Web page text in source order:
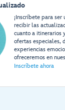
¡Inscríbete para
recibir las
cuanto a itinerarios
ofertas especiales,
experiencias
ofreceremos en
Inscríbete ahora